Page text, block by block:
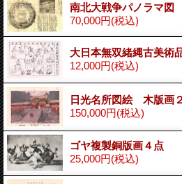
南北大戦争パノラマ図
70,000円(税込)
大日本無双緒縄古美
12,000円(税込)
日光名所図絵 木版画
150,000円(税込)
ゴヤ複製銅版画４点
25,000円(税込)